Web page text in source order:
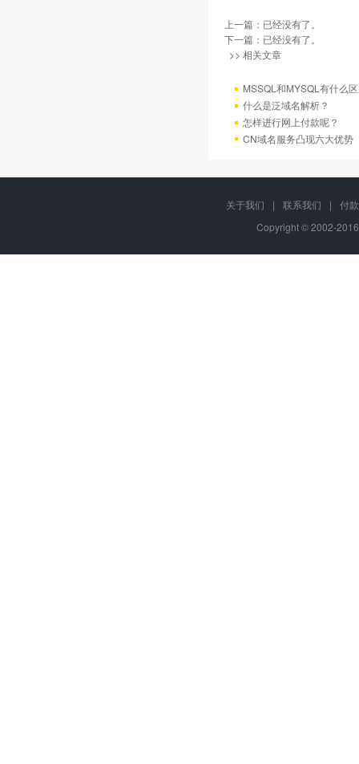
上一篇：已经没有了。
下一篇：已经没有了。
>> 相关文章
MSSQL和MYSQL有什么
什么是泛域名解析？
怎样进行网上付款呢？
CN域名服务凸现六大优势
关于我们 | 联系我们 |
付
Copyright © 2002-